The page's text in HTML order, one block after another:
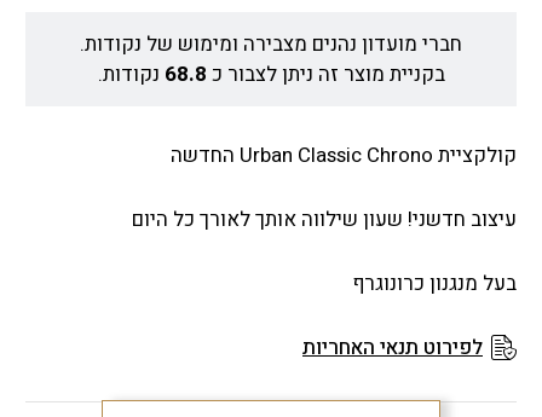
חברי מועדון נהנים מצבירה ומימוש של נקודות.
בקניית מוצר זה ניתן לצבור כ 68.8 נקודות.
קולקציית Urban Classic Chrono החדשה
עיצוב חדשני! שעון שילווה אותך לאורך כל היום
בעל מנגנון כרונוגרף
לפירוט תנאי האחריות